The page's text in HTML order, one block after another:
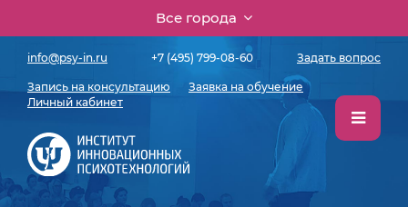
Все города
info@psy-in.ru +7 (495) 799-08-60 Задать вопрос
Запись на консультацию
Заявка на обучение
Личный кабинет